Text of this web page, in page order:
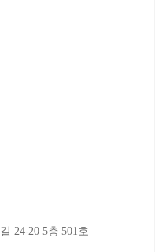
24-20 5층 501호